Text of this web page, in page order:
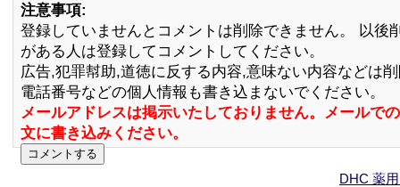
注意事項:
登録していませんとコメントは削除できません。 以後
がある人は登録してコメントしてください。
広告,犯罪幇助,道徳に反する内容,意味ない内容などは
電話番号などの個人情報も書き込まないでください。
メールアドレスは掲示いたしておりません。メールで
文に書き込みください。
DHC 薬